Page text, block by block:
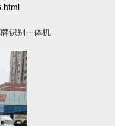
识别一体机